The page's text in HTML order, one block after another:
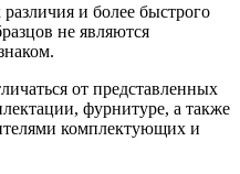
и более быстрого
не являются
от представленных
фурнитуре, а также
комплектующих и